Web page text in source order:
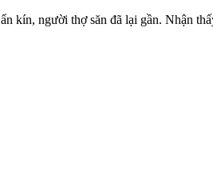
kín, người thợ săn đã lại gần. Nhận